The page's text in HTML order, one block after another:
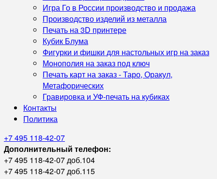
Игра Го в России производство и продажа
Производство изделий из металла
Печать на 3D принтере
Кубик Блума
Фигурки и фишки для настольных игр на заказ
Монополия на заказ под ключ
Печать карт на заказ - Таро, Оракул,
Метафорических
Гравировка и УФ‑печать на кубиках
Контакты
Политика
+7 495 118-42-07
Дополнительный телефон:
+7 495 118-42-07 доб.104
+7 495 118-42-07 доб.115